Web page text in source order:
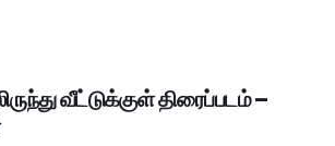
வீட்டுக்குள் திரைப்படம் –